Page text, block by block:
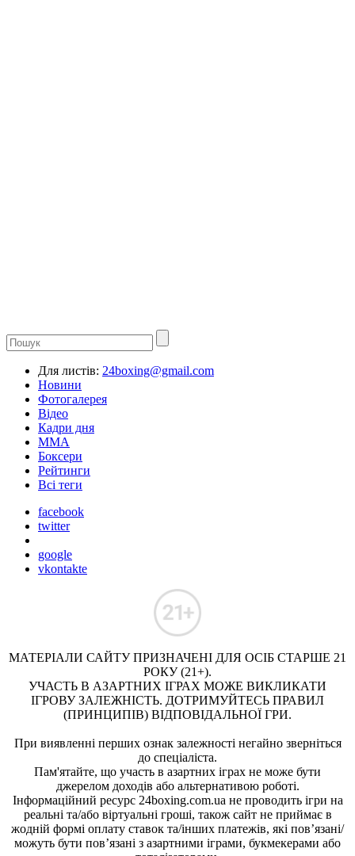
Для листів: 24boxing@gmail.com
Новини
Фотогалерея
Відео
Кадри дня
ММА
Боксери
Рейтинги
Всі теги
facebook
twitter
google
vkontakte
МАТЕРІАЛИ САЙТУ ПРИЗНАЧЕНІ ДЛЯ ОСІБ СТАРШЕ 21
РОКУ (21+).
УЧАСТЬ В АЗАРТНИХ ІГРАХ МОЖЕ ВИКЛИКАТИ
ІГРОВУ ЗАЛЕЖНІСТЬ. ДОТРИМУЙТЕСЬ ПРАВИЛ
(ПРИНЦИПІВ) ВІДПОВІДАЛЬНОЇ ГРИ.
При виявленні перших ознак залежності негайно зверніться
до спеціаліста.
Пам'ятайте, що участь в азартних іграх не може бути
джерелом доходів або альтернативою роботі.
Інформаційний ресурс 24boxing.com.ua не проводить ігри на
реальні та/або віртуальні гроші, також сайт не приймає в
жодній формі оплату ставок та/інших платежів, які пов’язані/
можуть бути пов’язані з азартними іграми, букмекерами або